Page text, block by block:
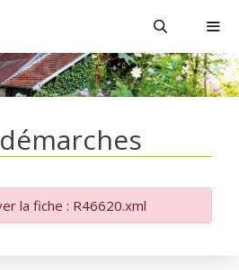
la fiche : R46620.xml